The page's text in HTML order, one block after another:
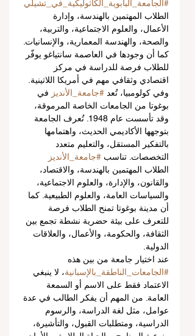
#الجامعة_البابوية_الكاثوليكية_في_تشيلي
الطلاب المهتمين بالهندسة، وإدارة
الأعمال، والعلوم الاجتماعية، والتربية،
والصحة، والهندسة المعمارية، والإنسانيات.
كما أن وجودها في العاصمة سانتياغو يوفّر
للطلاب فرصة للدراسة في مركز
اقتصادي وثقافي مهم في أمريكا اللاتينية.
وفي كولومبيا، تُعد #جامعة_الأنديز في
بوغوتا من الجامعات الخاصة المرموقة،
وقد تأسست عام 1948. تُعرف الجامعة
بتوجهها الأكاديمي الحديث، واهتمامها
بالتفكير المستقل، والتعليم متعدد
التخصصات. تناسب #جامعة_الأنديز
الطلاب المهتمين بالهندسة، والاقتصاد،
والقانون، والإدارة، والعلوم الاجتماعية،
والسياسات العامة، والعلوم الطبيعية. كما
أن مدينة بوغوتا تمنح الطلاب فرصة
للتعرف على بيئة حضرية نشطة تجمع بين
الثقافة، والحكومة، والأعمال، والعلاقات
الدولية.
عند اختيار جامعة من بين هذه
#الجامعات_الناطقة_بالإسبانية، لا ينبغي
الاعتماد فقط على الاسم أو السمعة
العامة. من المهم أن يفكر الطالب في عدة
عوامل، مثل لغة الدراسة، والرسوم
الدراسية، ومتطلبات القبول، والتأشيرة،